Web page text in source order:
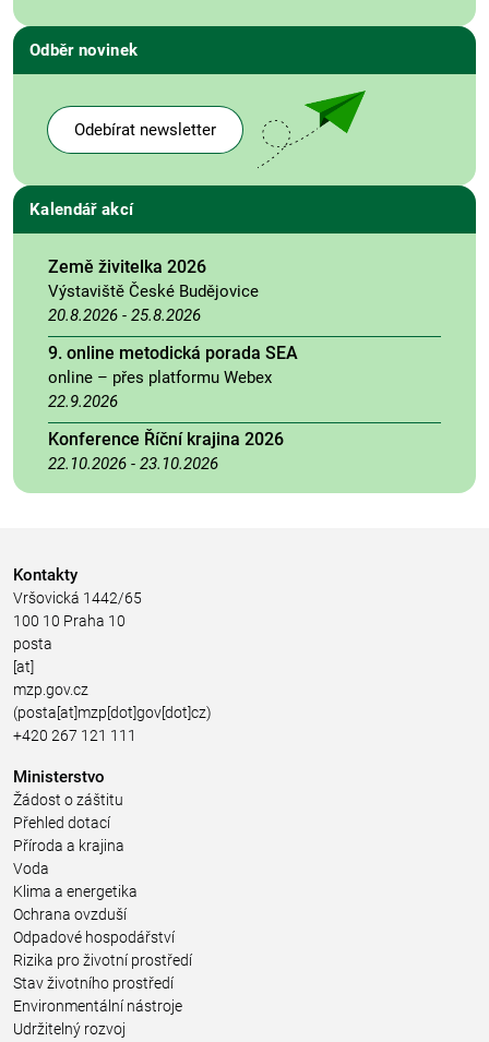
Odběr novinek
Odebírat newsletter
Kalendář akcí
Země živitelka 2026
Výstaviště České Budějovice
20.8.2026 - 25.8.2026
9. online metodická porada SEA
online – přes platformu Webex
22.9.2026
Konference Říční krajina 2026
22.10.2026 - 23.10.2026
Kontakty
Vršovická 1442/65
100 10 Praha 10
posta
[at]
mzp.gov.cz
(posta[at]mzp[dot]gov[dot]cz)
+420 267 121 111
Ministerstvo
Žádost o záštitu
Přehled dotací
Příroda a krajina
Voda
Klima a energetika
Ochrana ovzduší
Odpadové hospodářství
Rizika pro životní prostředí
Stav životního prostředí
Environmentální nástroje
Udržitelný rozvoj